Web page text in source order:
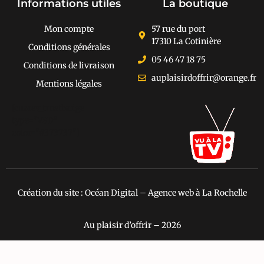
Informations utiles
Mon compte
Conditions générales
Conditions de livraison
Mentions légales
La boutique
57 rue du port
17310 La Cotinière
05 46 47 18 75
auplaisirdoffrir@orange.fr
Création du site : Océan Digital – Agence web à La Rochelle
Au plaisir d’offrir – 2026